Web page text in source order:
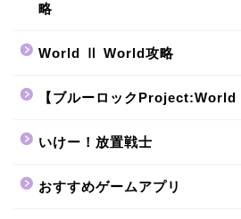
略
World Ⅱ World攻略
【ブルーロック
いけー！放置戦士
おすすめゲームアプリ